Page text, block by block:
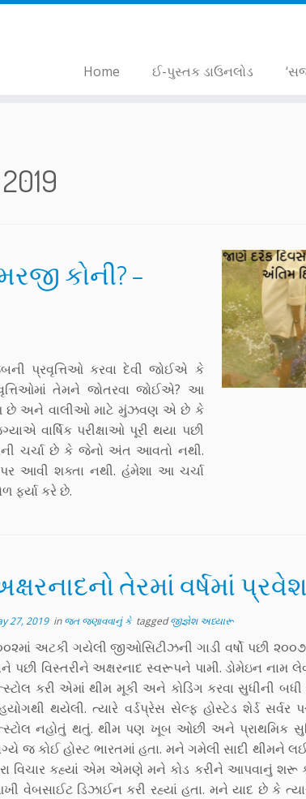
Home ઈ-પુસ્તક ડાઉનલોડ
કોની? –
પ્રવૃત્તિઓ કરવા દેવી જોઈએ કે
તેમને જોતરવા જોઈએ? આ
છે અને વાલીઓ માટે મુંઝવણ એ છે કે
વાર્ષિક પરીક્ષાઓ પૂરી થયા પછી
ચર્ચા છે કે જેનો અંત આવતો નથી.
ઉપર આવી શક્તા નથી. હંંમેશા આ ચર્ચા
ફર્યા કરે છે.
તેરમાં વર્ષમાં
27, 2019inજત જણાવવાનું કે taggedજીજ્ઞેશ અધ્યારૂ
અટકી ગયેલી જીઓસિટીઝની ગાડી વર્ષો પછી
પછી વિસ્તરીને અક્ષરનાદ સ્વરૂપને પામી. ડોમેઇન નામ
કરી એમાં થીમ મૂકી અને કોડિંગ કરવા સુધીની
થયેલી. ત્યારે વર્ડપ્રેસ સેલ્ફ હોસ્ટેડ શેર્ડ
નહોતું થતું. થીમ પણ ખૂબ ઓછી અને પ્રાથમિક
જ કોઈ હોસ્ટ ભારતમાં હતા. મને ગમેલી સાદી
વિચાર કહ્યાં એમ એમણે મને કોડ કરીને આપવાનું
વેબસાઈટ ડિઝાઈન કરી રહ્યાં હતા. મને યાદ છે કે